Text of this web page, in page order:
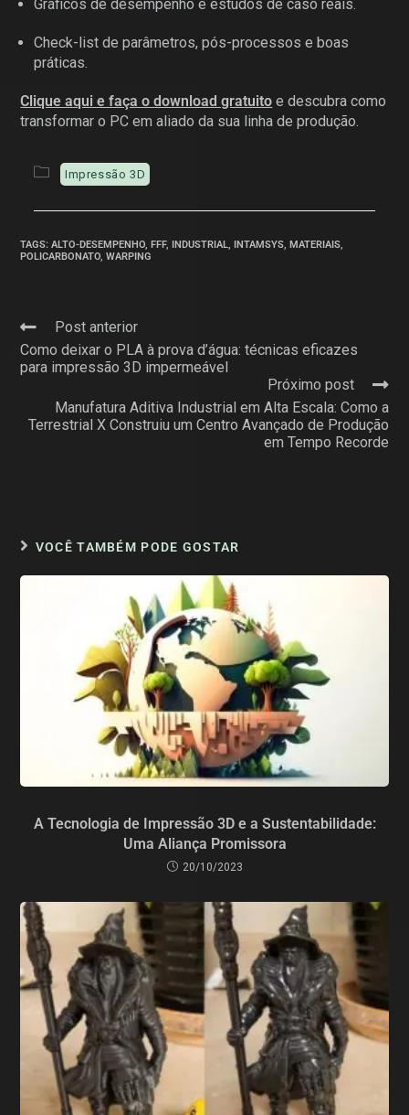
Gráficos de desempenho e estudos de caso reais.
Check-list de parâmetros, pós-processos e boas
práticas.
Clique aqui e faça o download gratuito e descubra como
transformar o PC em aliado da sua linha de produção.
Impressão 3D
TAGS:ALTO-DESEMPENHO, FFF, INDUSTRIAL, INTAMSYS, MATERIAIS,
POLICARBONATO, WARPING
Post anterior
Como deixar o PLA à prova d’água: técnicas eficazes
para impressão 3D impermeável
Próximo post
Manufatura Aditiva Industrial em Alta Escala: Como a
Terrestrial X Construiu um Centro Avançado de Produção
em Tempo Recorde
VOCÊ TAMBÉM PODE GOSTAR
A Tecnologia de Impressão 3D e a Sustentabilidade:
Uma Aliança Promissora
20/10/2023